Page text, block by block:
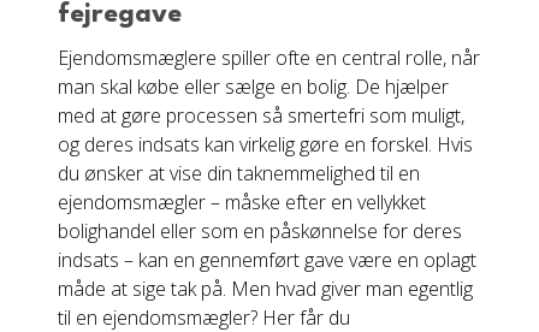
fejregave
Ejendomsmæglere spiller ofte en central rolle, når
man skal købe eller sælge en bolig. De hjælper
med at gøre processen så smertefri som muligt,
og deres indsats kan virkelig gøre en forskel. Hvis
du ønsker at vise din taknemmelighed til en
ejendomsmægler – måske efter en vellykket
bolighandel eller som en påskønnelse for deres
indsats – kan en gennemført gave være en oplagt
måde at sige tak på. Men hvad giver man egentlig
til en ejendomsmægler? Her får du